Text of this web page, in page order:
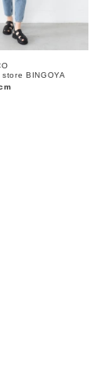
store BINGOYA